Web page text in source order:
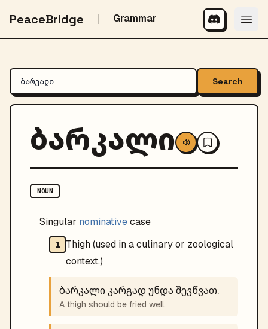
PeaceBridge Grammar
Search
ბარკალი
NOUN
Singular nominativecase
1
Thigh (used in a culinary or zoological
context.)
ბარკალი კარგად უნდა შევწვათ.
A thigh should be fried well.